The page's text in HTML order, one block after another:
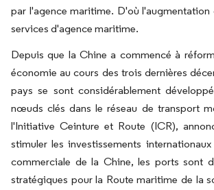
par l'agence maritime. D'où l'augmentation
services d'agence maritime.
Depuis que la Chine a commencé à
économie au cours des trois dernières
pays se sont considérablement
nœuds clés dans le réseau de transport
l'Initiative Ceinture et Route (ICR),
stimuler les investissements
commerciale de la Chine, les ports sont
stratégiques pour la Route maritime de la